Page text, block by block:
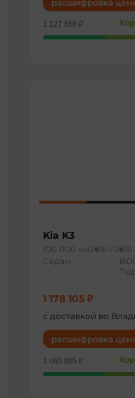
расшифровка
1 127 666 ₽
Kia K3
100 000 км2016 г
Седан
1 178 105 ₽
с доставкой во
расшифровка
1 060 805 ₽